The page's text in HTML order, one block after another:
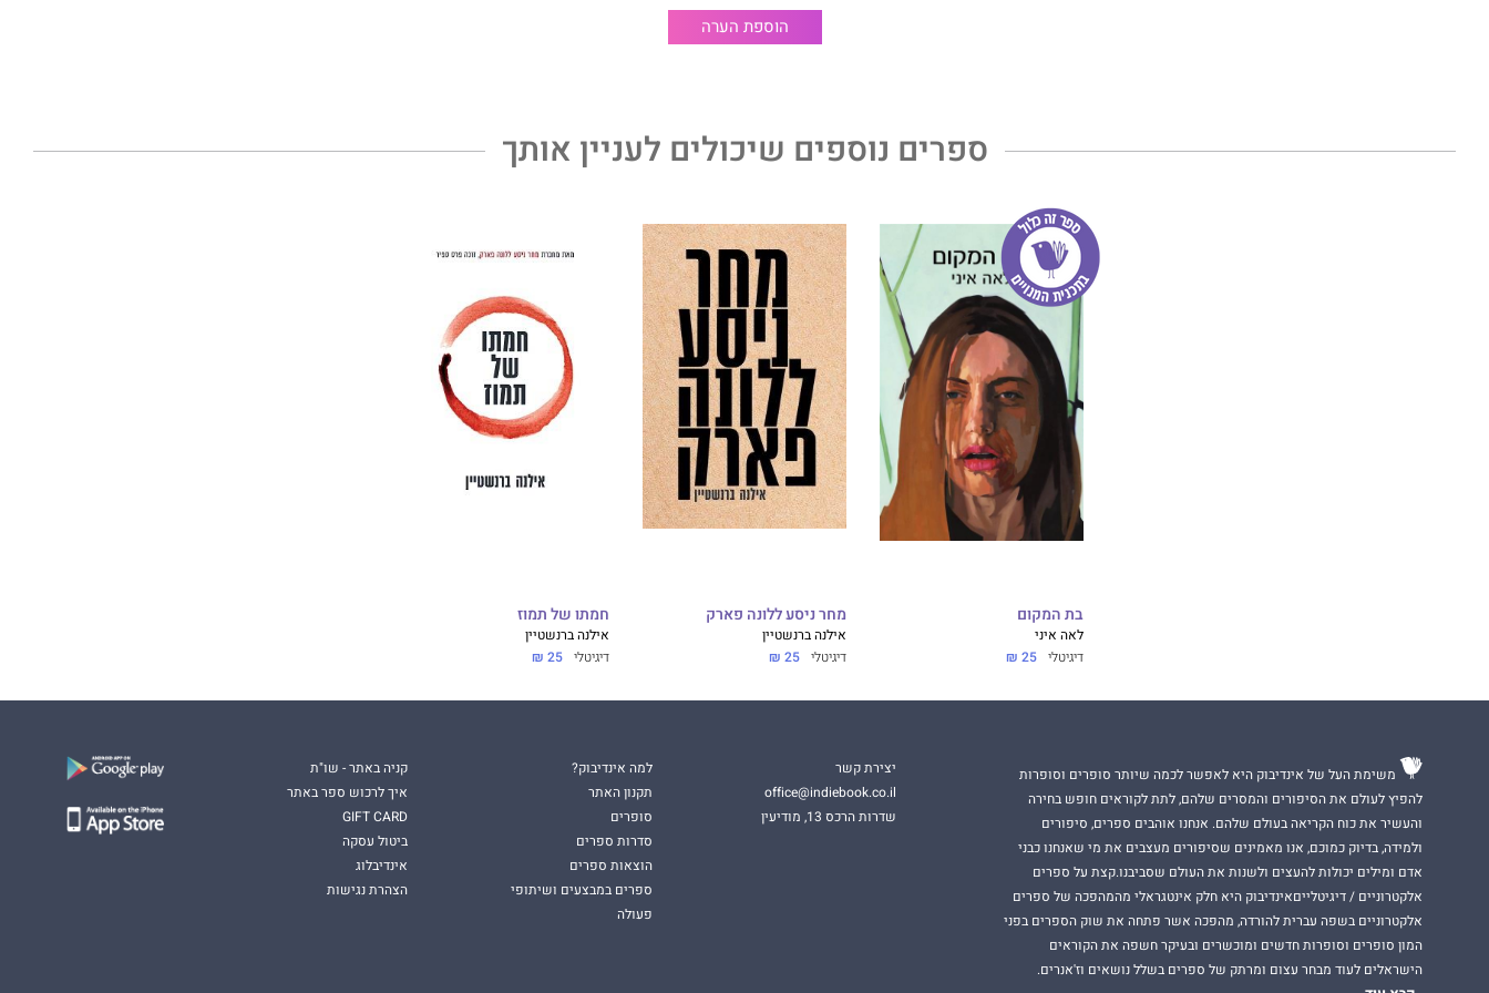
ברנשטיין ומשקעת את הקוראים והקוראות בפואטיקה של דמנציה ספרותית, כזו
שיש בה רכות וחמלה, הבלחות של יופי נשגב והבהובים בהירים של הומור והשלמה.
הוספת הערה
ספרים נוספים שיכולים לעניין אותך
בת המקום
לאה איני
דיגיטלי 25 ₪
מחר ניסע ללונה פארק
אילנה ברנשטיין
דיגיטלי 25 ₪
חמתו של תמוז
אילנה ברנשטיין
דיגיטלי 25 ₪
משימת העל של אינדיבוק היא לאפשר לכמה שיותר סופרים וסופרות
להפיץ לעולם את הסיפורים והמסרים שלהם, לתת לקוראים חופש בחירה
והעשיר את כוח הקריאה בעולם שלהם. אנחנו אוהבים ספרים, סיפורים
ולמידה, בדיוק כמוכם, אנו מאמינים שסיפורים מעצבים את מי שאנחנו כבני
אדם ומילים יכולות להעצים ולשנות את העולם שסביבנו.קצת על ספרים
אלקטרוניים / דיגיטלייםאינדיבוק היא חלק אינטגראלי מהמהפכה של ספרים
אלקטרוניים בשפה עברית להורדה, מהפכה אשר פתחה את שוק הספרים בפני
המון סופרים וסופרות חדשים ומוכשרים ובעיקר חשפה את הקוראים
הישראלים לעוד מבחר עצום ומרתק של ספרים בשלל נושאים וז'אנרים.
יצירת קשר
office@indiebook.co.il
שדרות הרכס 13, מודיעין
למה אינדיבוק?
תקנון האתר
סופרים
סדרות ספרים
הוצאות ספרים
ספרים במבצעים ושיתופי
פעולה
קניה באתר - שו"ת
איך לרכוש ספר באתר
GIFT CARD
ביטול עסקה
אינדיבלוג
הצהרת נגישות